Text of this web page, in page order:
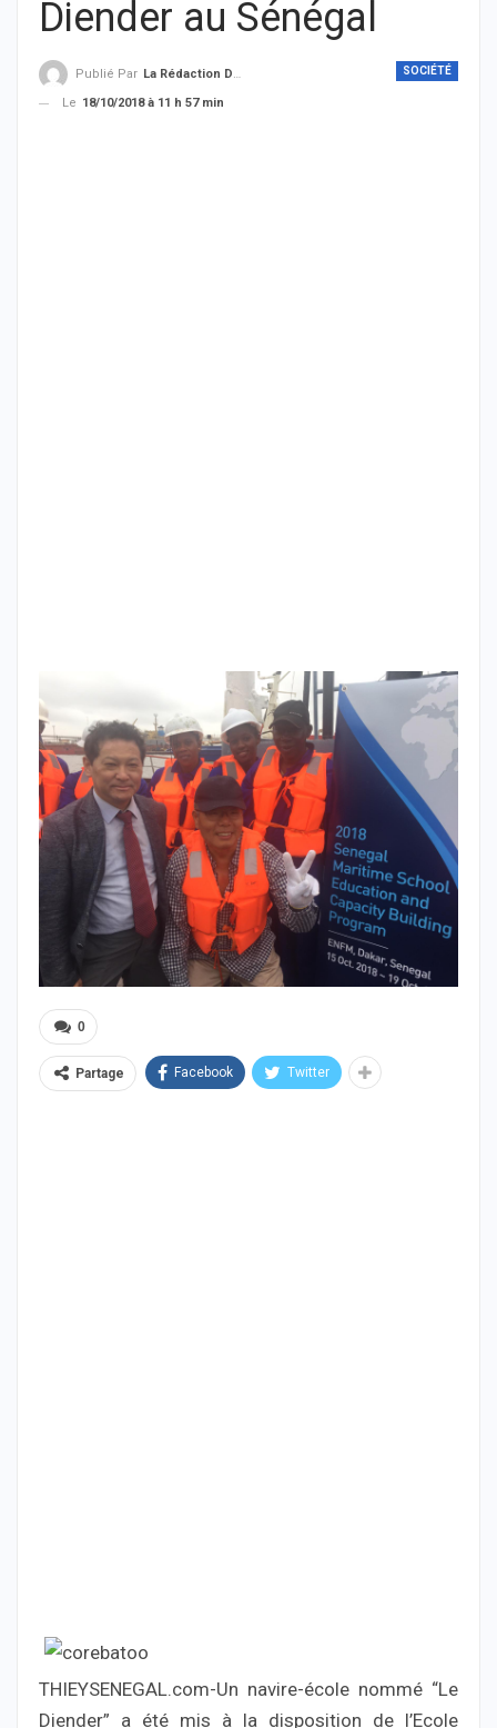
Diender au Sénégal
SOCIÉTÉ
Publié Par La Rédaction De THIEYSENEGAL.com
Le 18/10/2018 à 11 h 57 min
0
Partage Facebook Twitter
THIEYSENEGAL.com-Un navire-école nommé “Le
Diender” a été mis à la disposition de l’Ecole